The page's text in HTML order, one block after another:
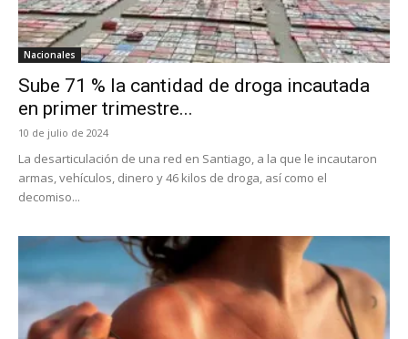
Nacionales
Sube 71 % la cantidad de droga incautada
en primer trimestre...
10 de julio de 2024
La desarticulación de una red en Santiago, a la que le incautaron
armas, vehículos, dinero y 46 kilos de droga, así como el
decomiso...